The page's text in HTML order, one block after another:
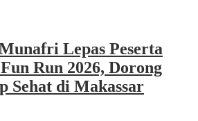
Lepas Peserta
Run 2026, Dorong
Sehat di Makassar